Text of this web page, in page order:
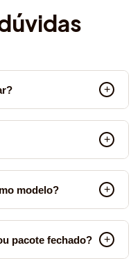
modelo?
pacote fechado?